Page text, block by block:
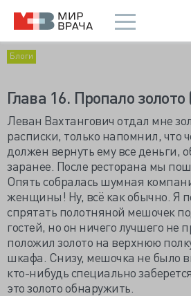
Блоги
Глава 16. Пропало золото
Леван Вахтангович отдал мне
расписки, только напомнил, что
должен вернуть ему все деньги,
заранее. После ресторана мы
Опять собралась шумная
женщины! Ну, всё как обычно. Я
спрятать полотняной мешочек
гостей, но он ничего лучшего не
положил золото на верхнюю
шкафа. Снизу, мешочка не было
кто-нибудь специально
это золото обнаружить.